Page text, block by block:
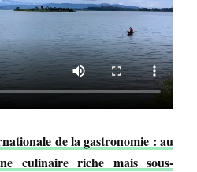
de la gastronomie : au
culinaire riche mais sous-